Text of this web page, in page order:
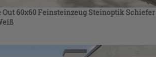
60x60 Feinsteinzeug Steinoptik Schiefer